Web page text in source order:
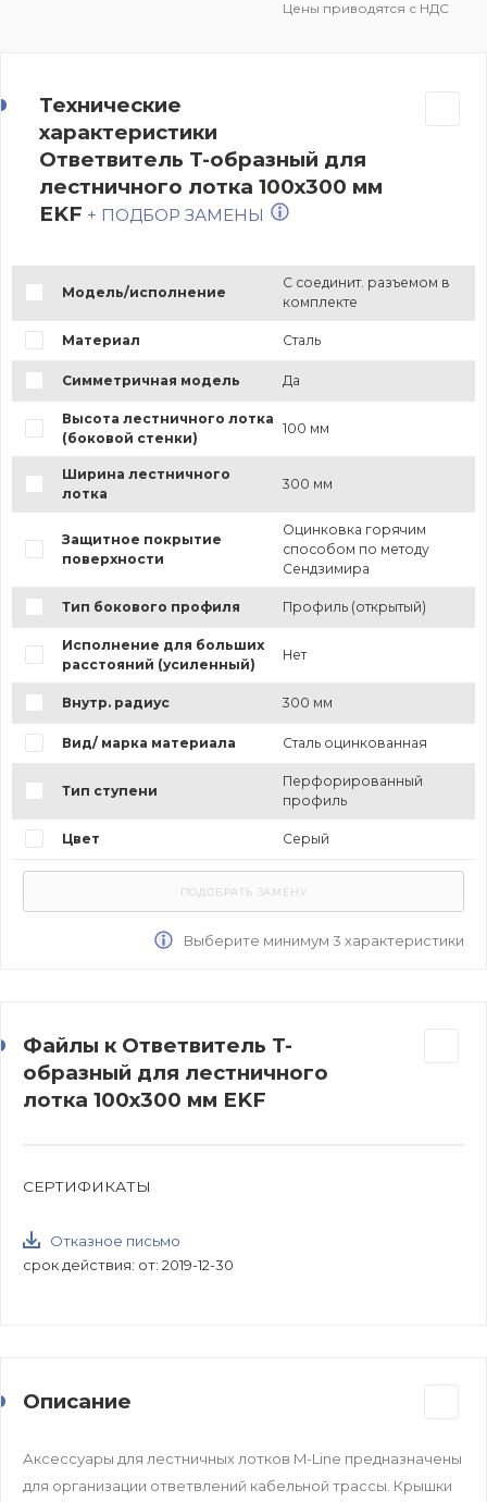
Цены приводятся с НДС
Технические
характеристики
Ответвитель T-образный для
лестничного лотка 100х300 мм
EKF + ПОДБОР ЗАМЕНЫ
Модель/исполнение
С соединит. разъемом в
комплекте
Материал Сталь
Симметричная модель Да
Высота лестничного лотка
(боковой стенки)
100 мм
Ширина лестничного
лотка
300 мм
Защитное покрытие
поверхности
Оцинковка горячим
способом по методу
Сендзимира
Тип бокового профиля Профиль (открытый)
Исполнение для больших
расстояний (усиленный)
Нет
Внутр. радиус 300 мм
Вид/ марка материала Сталь оцинкованная
Тип ступени
Перфорированный
профиль
Цвет Серый
Выберите минимум 3 характеристики
Файлы к Ответвитель T-
образный для лестничного
лотка 100х300 мм EKF
СЕРТИФИКАТЫ
Отказное письмо
срок действия: от: 2019-12-30
Описание
Аксессуары для лестничных лотков M-Line предназначены
для организации ответвлений кабельной трассы. Крышки